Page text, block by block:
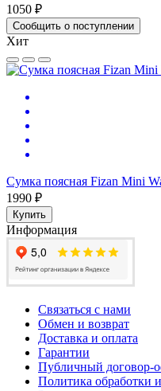
1050 ₽
Сообщить о поступлении
Хит
Сумка поясная Fizan Mini
1990 ₽
Купить
Информация
Связаться с нами
Обмен и возврат
Доставка и оплата
Гарантии
Публичный договор-
Политика обработки